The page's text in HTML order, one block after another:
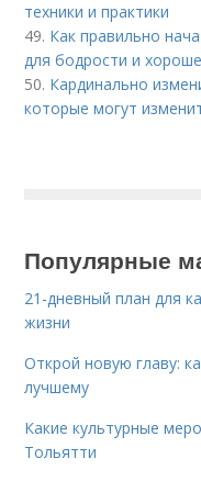
техники и практики
49. Как правильно
для бодрости и
50. Кардинально
которые могут
Популярные
21-дневный план для
жизни
Открой новую главу:
лучшему
Какие культурные
Тольятти